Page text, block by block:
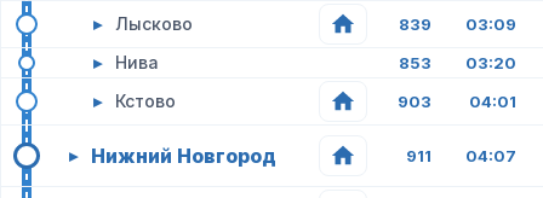
▸ Лысково 839 03:09
▸ Нива 853 03:20
▸ Кстово 903 04:01
▸ Нижний Новгород 911 04:07